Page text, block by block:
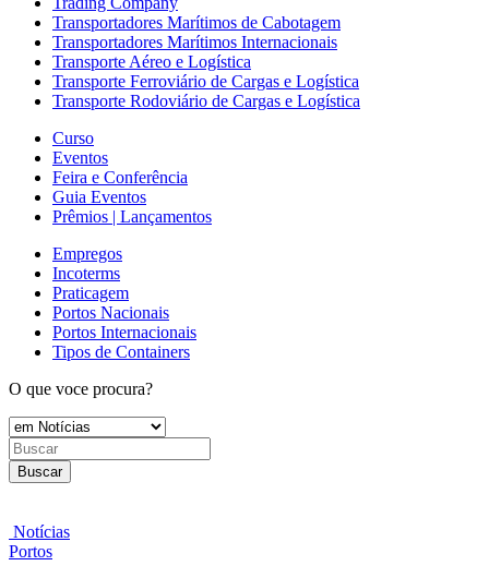
Transportadores Marítimos de Cabotagem
Transportadores Marítimos Internacionais
Transporte Aéreo e Logística
Transporte Ferroviário de Cargas e Logística
Transporte Rodoviário de Cargas e Logística
Curso
Eventos
Feira e Conferência
Guia Eventos
Prêmios | Lançamentos
Empregos
Incoterms
Praticagem
Portos Nacionais
Portos Internacionais
Tipos de Containers
O que voce procura?
Buscar
Notícias
Portos